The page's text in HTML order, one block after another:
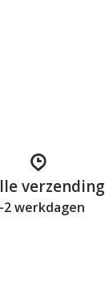
verzending
2 werkdagen